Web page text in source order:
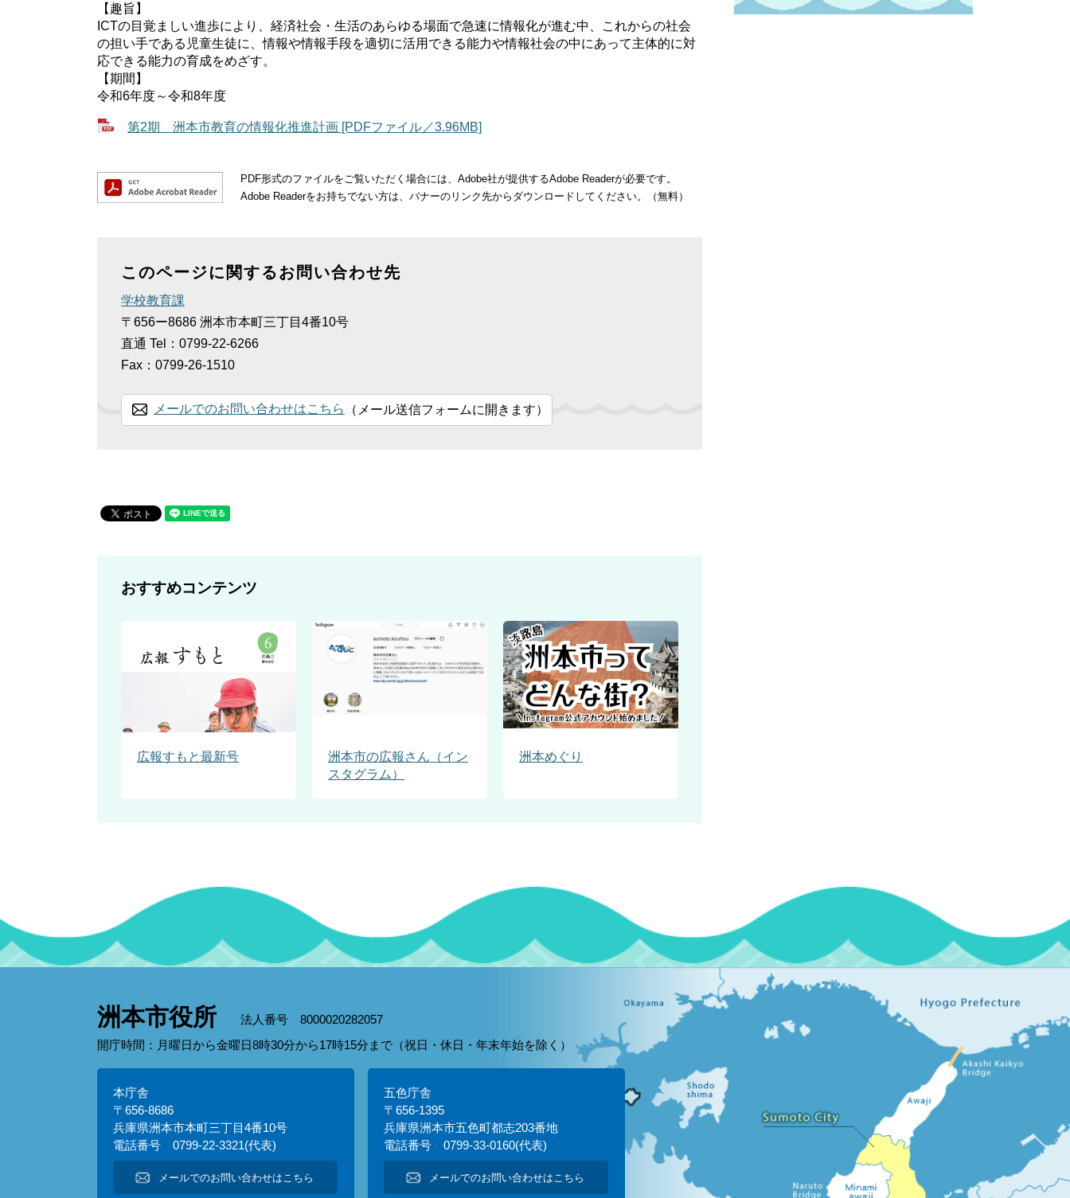
【趣旨】
ICTの目覚ましい進歩により、経済社会・生活のあらゆる場面で急速に情報化が進む中、これからの社会
の担い手である児童生徒に、情報や情報手段を適切に活用できる能力や情報社会の中にあって主体的に対
応できる能力の育成をめざす。
【期間】
令和6年度～令和8年度
第2期 洲本市教育の情報化推進計画 [PDFファイル／3.96MB]
PDF形式のファイルをご覧いただく場合には、Adobe社が提供するAdobe Readerが必要です。
Adobe Readerをお持ちでない方は、バナーのリンク先からダウンロードしてください。（無料）
このページに関するお問い合わせ先
学校教育課
〒656ー8686 洲本市本町三丁目4番10号
直通 Tel：0799-22-6266
Fax：0799-26-1510
メールでのお問い合わせはこちら （メール送信フォームに開きます）
おすすめコンテンツ
広報すもと最新号
洲本市の広報さん（イン
スタグラム）
洲本めぐり
洲本市役所
法人番号 8000020282057
開庁時間：月曜日から金曜日8時30分から17時15分まで（祝日・休日・年末年始を除く）
本庁舎
〒656-8686
兵庫県洲本市本町三丁目4番10号
電話番号 0799-22-3321(代表)
メールでのお問い合わせはこちら
五色庁舎
〒656-1395
兵庫県洲本市五色町都志203番地
電話番号 0799-33-0160(代表)
メールでのお問い合わせはこちら